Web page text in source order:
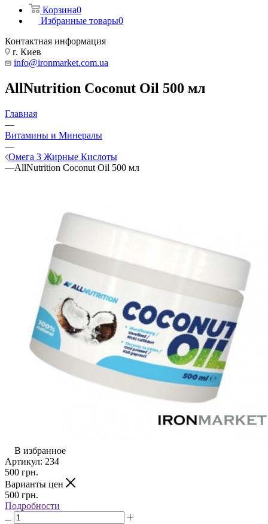
Корзина0
Избранные товары0
Контактная информация
г. Киев
info@ironmarket.com.ua
AllNutrition Coconut Oil 500 мл
Главная
—
Витамины и Минералы
—
Омега 3 Жирные Кислоты
—AllNutrition Coconut Oil 500 мл
В избранное
Артикул: 234
500 грн.
Варианты цен
500 грн.
Подробности